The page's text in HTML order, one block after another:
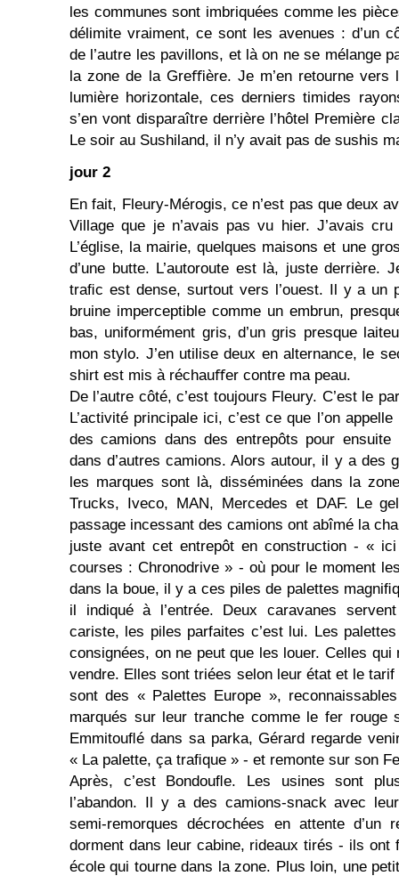
les com­munes sont imbriquées comme les
délimite vrai­ment, ce sont les avenues : d’un
de l’autre les pavillons, et là on ne se mélange
la zone de la Greﬃère. Je m’en retourne vers
lumière horizontale, ces derniers timides
s’en vont disparaître derrière l’hôtel Pre­mière
Le soir au Sushiland, il n’y avait pas de sushis
jour 2
En fait, Fleury-Mérogis, ce n’est pas que deux
Village que je n’avais pas vu hier. J’avais
L’église, la mairie, quelques maisons et une
d’une butte. L’autoroute est là, juste derrière.
traﬁc est dense, surtout vers l’ouest. Il y a un
bruine imperceptible comme un embrun,
bas, uniformément gris, d’un gris presque
mon stylo. J’en utilise deux en alternance, le
shirt est mis à réchauﬀer contre ma peau.
De l’autre côté, c’est toujours Fleury. C’est le
L’activité princi­pale ici, c’est ce que l’on
des camions dans des entrepôts pour ensuite
dans d’autres camions. Alors autour, il y a des
les marques sont là, disséminées dans la
Trucks, Iveco, MAN, Mercedes et DAF. Le
passage incessant des camions ont abîmé la
juste avant cet entrepôt en construction - «
courses : Chronodrive » - où pour le moment
dans la boue, il y a ces piles de palettes
il indiqué à l’entrée. Deux caravanes
cariste, les piles parfaites c’est lui. Les
consignées, on ne peut que les louer. Celles
vendre. Elles sont triées selon leur état et le tarif
sont des « Palettes Europe »,
marqués sur leur tranche comme le fer rouge
Emmitouﬂé dans sa parka, Gérard regarde
« La palette, ça traﬁque » - et remonte sur son
Après, c’est Bondouﬂe. Les usines sont
l’abandon. Il y a des camions-snack avec
semi-remorques décrochées en attente d’un
dorment dans leur cabine, rideaux tirés - ils ont
école qui tourne dans la zone. Plus loin, une